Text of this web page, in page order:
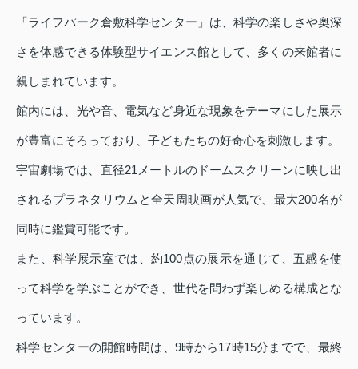
「ライフパーク倉敷科学センター」は、科学の楽しさや奥深
さを体感できる体験型サイエンス館として、多くの来館者に
親しまれています。
館内には、光や音、電気など身近な現象をテーマにした展示
が豊富にそろっており、子どもたちの好奇心を刺激します。
宇宙劇場では、直径21メートルのドームスクリーンに映し出
されるプラネタリウムと全天周映画が人気で、最大200名が
同時に鑑賞可能です。
また、科学展示室では、約100点の展示を通じて、五感を使
って科学を学ぶことができ、世代を問わず楽しめる構成とな
っています。
科学センターの開館時間は、9時から17時15分までで、最終